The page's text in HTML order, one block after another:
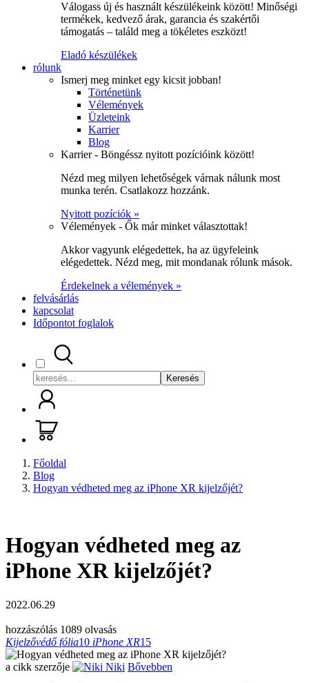
Válogass új és használt készülékeink között! Minőségi
termékek, kedvező árak, garancia és szakértői
támogatás – találd meg a tökéletes eszközt!
Eladó készülékek
rólunk
Ismerj meg minket egy kicsit jobban!
Történetünk
Vélemények
Üzleteink
Karrier
Blog
Karrier - Böngéssz nyitott pozícióink között!
Nézd meg milyen lehetőségek várnak nálunk most
munka terén. Csatlakozz hozzánk.
Nyitott pozíciók »
Vélemények - Ők már minket választottak!
Akkor vagyunk elégedettek, ha az ügyfeleink
elégedettek. Nézd meg, mit mondanak rólunk mások.
Érdekelnek a vélemények »
felvásárlás
kapcsolat
Időpontot foglalok
Keresés
Főoldal
Blog
Hogyan védheted meg az iPhone XR kijelzőjét?
Hogyan védheted meg az
iPhone XR kijelzőjét?
2022.06.29
hozzászólás 1089 olvasás
Kijelzővédő fólia10 iPhone XR15
a cikk szerzője Niki Bővebben